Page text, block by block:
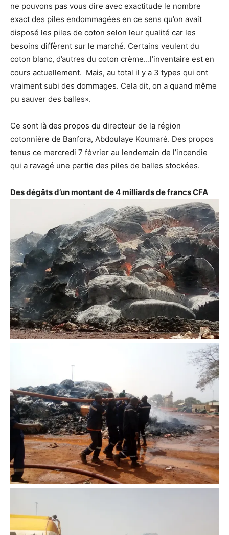
ne pouvons pas vous dire avec exactitude le nombre
exact des piles endommagées en ce sens qu’on avait
disposé les piles de coton selon leur qualité car les
besoins diffèrent sur le marché. Certains veulent du
coton blanc, d’autres du coton crème…l’inventaire est en
cours actuellement. Mais, au total il y a 3 types qui ont
vraiment subi des dommages. Cela dit, on a quand même
pu sauver des balles».
Ce sont là des propos du directeur de la région
cotonnière de Banfora, Abdoulaye Koumaré. Des propos
tenus ce mercredi 7 février au lendemain de l’incendie
qui a ravagé une partie des piles de balles stockées.
Des dégâts d’un montant de 4 milliards de francs CFA